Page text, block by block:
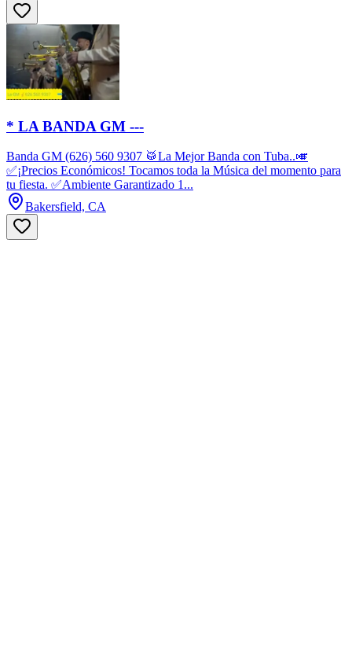
* LA BANDA GM ---
Banda GM (626) 560 9307 🥁La Mejor Banda con Tuba..🎺
✅¡Precios Económicos! Tocamos toda la Música del momento para
tu fiesta. ✅Ambiente Garantizado 1...
Bakersfield, CA